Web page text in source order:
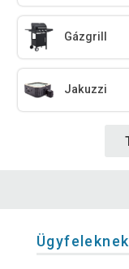
Gázgrill
Jakuzzi
Ügyfeleknek